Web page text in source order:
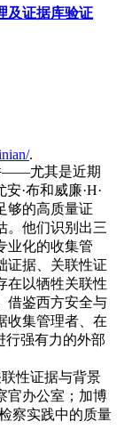
及证据库验证
.
——尤其是近期
·布和威廉·H·
够的高质量证
。他们识别出三
业化的收集管
证据、关联性证
在以牺牲关联性
借鉴西方安全与
收集管理者、在
行强有力的外部
性证据与背景
官办公室；加博
察实践中的质量